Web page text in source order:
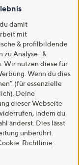
Muster leger weit.-
4.9
5
(7)7
Warenkorb
damit
mit
& profilbildende
zu Analyse- &
Wir nutzen diese für
Wenn du dies
(für essenzielle
Deine
dieser Webseite
indem du
änderst. Dies lässt
unberührt.
Richtlinie